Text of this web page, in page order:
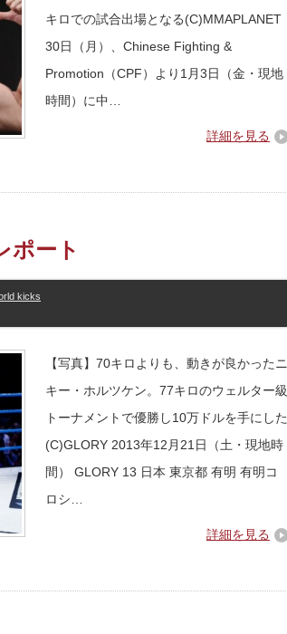
キロでの試合出場となる(C)MMAPLANET
30日（月）、Chinese Fighting &
Promotion（CPF）より1月3日（金・現地
時間）に中…
詳細を見る
ポート
kicks
【写真】70キロよりも、動きが良かったニ
キー・ホルツケン。77キロのウェルター級
トーナメントで優勝し10万ドルを手にした
(C)GLORY 2013年12月21日（土・現地時
間） GLORY 13 日本 東京都 有明 有明コ
ロシ…
詳細を見る